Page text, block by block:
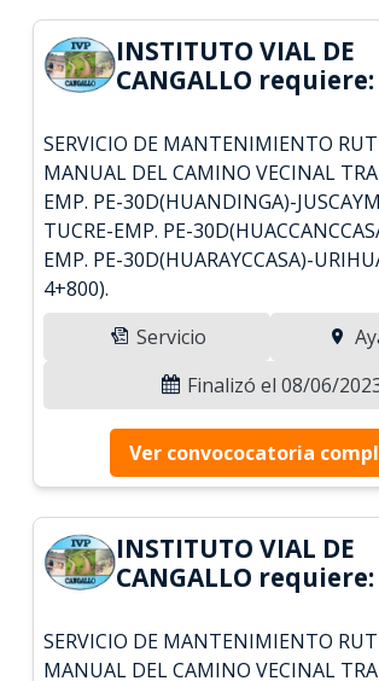
INSTITUTO VIAL DE
CANGALLO requiere:
SERVICIO DE MANTENIMIENTO
MANUAL DEL CAMINO VECINAL
EMP. PE-30D(HUANDINGA)-
TUCRE-EMP. PE-
EMP. PE-30D(HUARAYCCASA)-
4+800).
Servicio
Finalizó el 08/06/
Ver convococatoria
INSTITUTO VIAL DE
CANGALLO requiere:
SERVICIO DE MANTENIMIENTO
MANUAL DEL CAMINO VECINAL